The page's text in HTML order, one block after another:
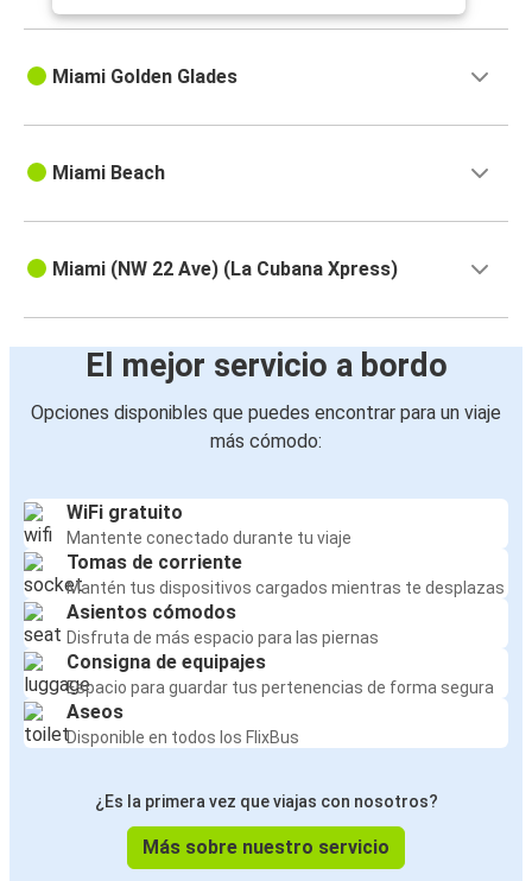
Miami Golden Glades
Miami Beach
Miami (NW 22 Ave) (La Cubana Xpress)
El mejor servicio a bordo
Opciones disponibles que puedes encontrar para un viaje
más cómodo:
WiFi gratuito
Mantente conectado durante tu viaje
Tomas de corriente
Mantén tus dispositivos cargados mientras te desplazas
Asientos cómodos
Disfruta de más espacio para las piernas
Consigna de equipajes
Espacio para guardar tus pertenencias de forma segura
Aseos
Disponible en todos los FlixBus
¿Es la primera vez que viajas con nosotros?
Más sobre nuestro servicio